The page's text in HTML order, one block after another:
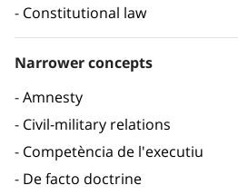
Constitutional law
Narrower concepts
Amnesty
Civil-military relations
Competència de l'executiu
De facto doctrine